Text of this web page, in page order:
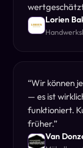
Lorien
“Wir können
— es ist
funktioniert.
früher.”
Van